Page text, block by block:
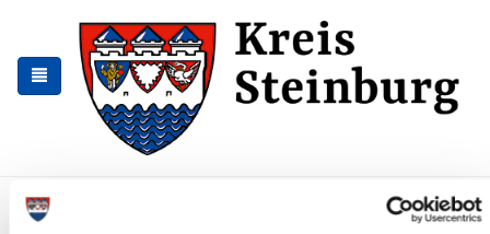
the
navigation
the
content
Kontakt Veranstaltungen